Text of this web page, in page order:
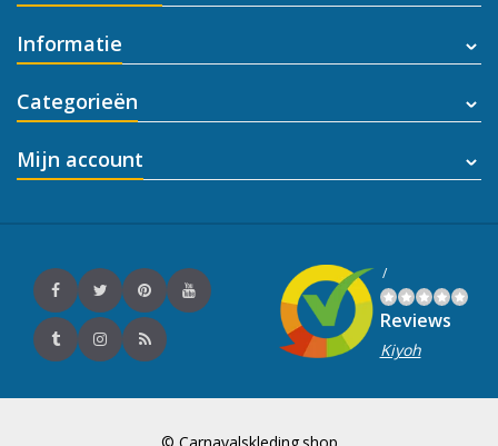
Informatie
Categorieën
Mijn account
/
Reviews
Kiyoh